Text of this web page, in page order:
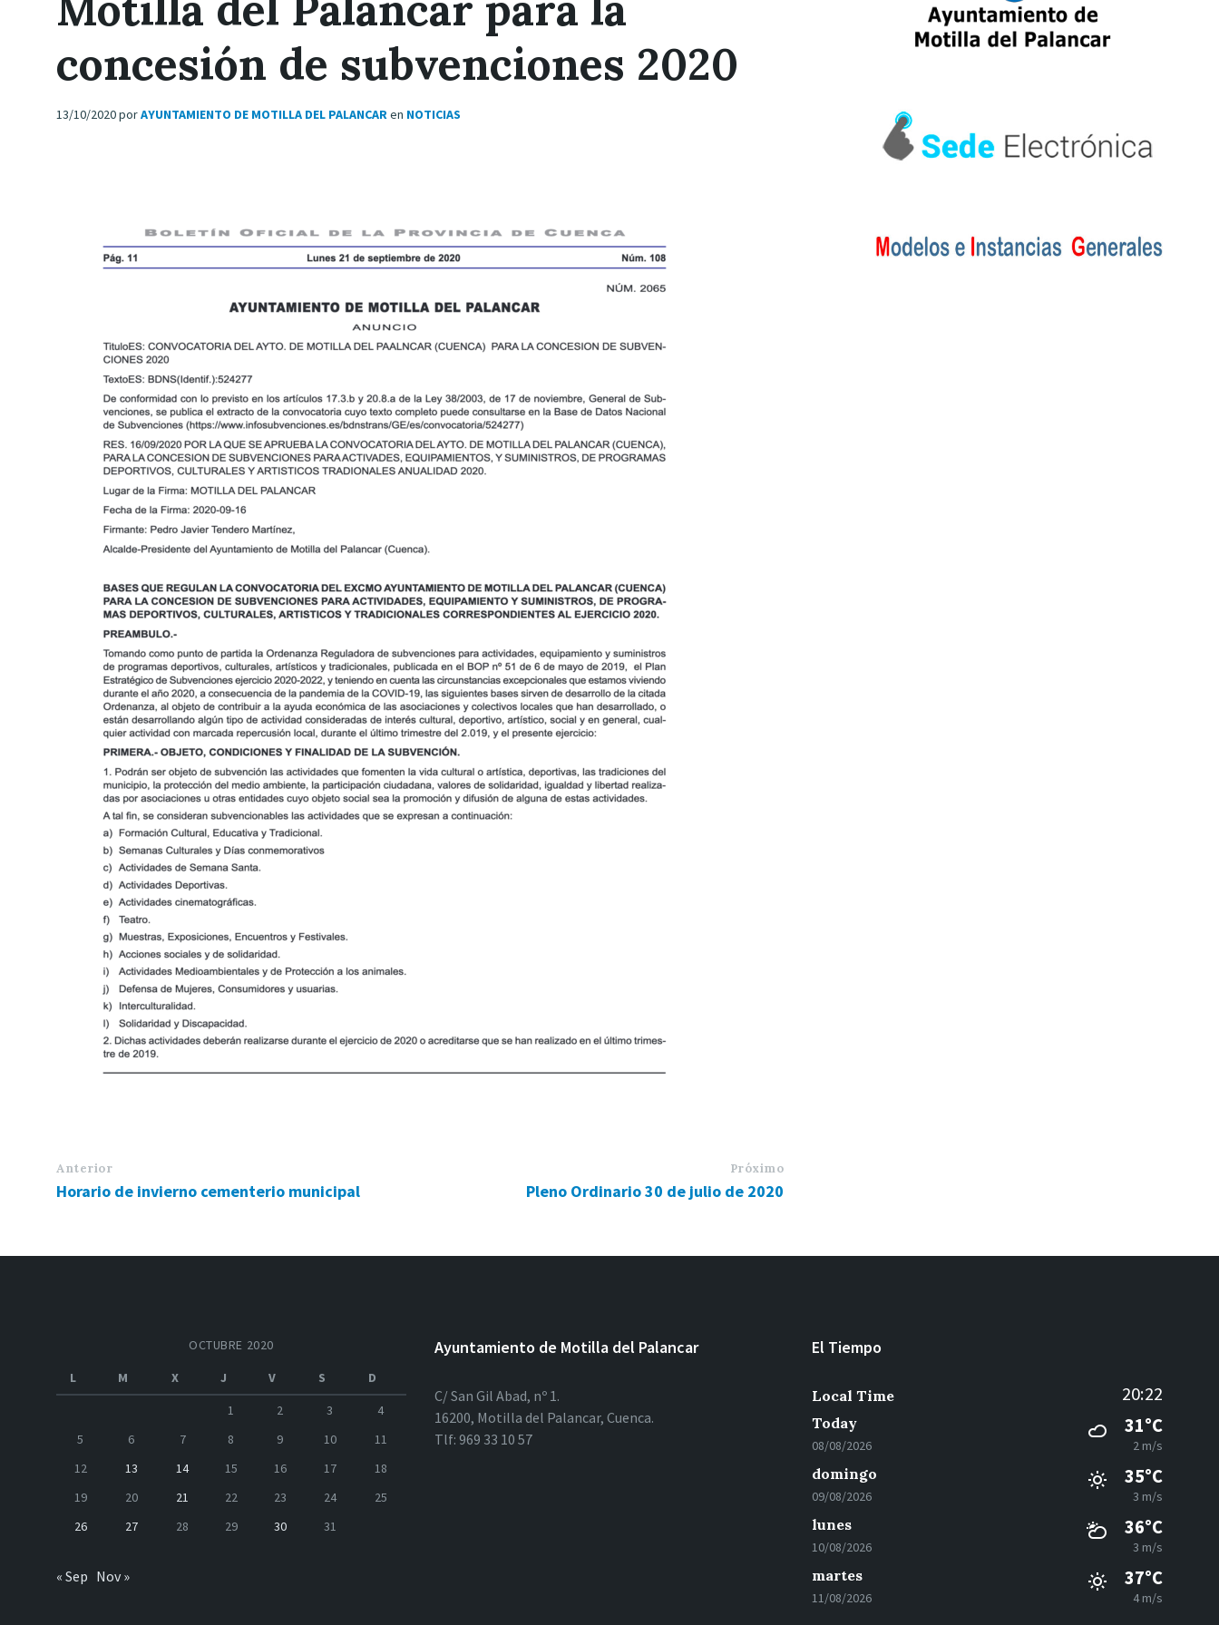
concesión de subvenciones 2020
13/10/2020porAYUNTAMIENTO DE MOTILLA DEL PALANCARen NOTICIAS
Anterior
Horario de invierno cementerio municipal
Próximo
Pleno Ordinario 30 de julio de 2020
OCTUBRE 2020
L
M X J V S
D
1
2 3
4
5
6 7 8 9 10
11
12
13 14 15 16 17
18
19
20 21 22 23 24
25
26
27 28 29 30 31
« Sep Nov »
Ayuntamiento de Motilla del Palancar
C/ San Gil Abad, nº 1.
16200, Motilla del Palancar, Cuenca.
Tlf: 969 33 10 57
El Tiempo
Local Time 20:22
Today
08/08/2026
31°C
2 m/s
domingo
09/08/2026
35°C
3 m/s
lunes
10/08/2026
36°C
3 m/s
martes
11/08/2026
37°C
4 m/s